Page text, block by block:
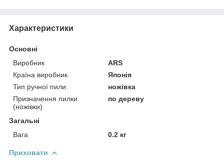
Характеристики
Основні
Виробник
ARS
Країна виробник
Японія
Тип ручної пили
ножівка
Призначення пилки
(ножівки)
по дереву
Загальні
Вага
0.2 кг
Приховати